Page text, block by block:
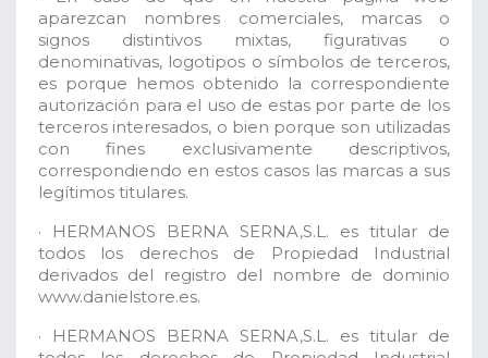
aparezcan nombres comerciales, marcas o
signos distintivos mixtas, figurativas o
denominativas, logotipos o símbolos de terceros,
es porque hemos obtenido la correspondiente
autorización para el uso de estas por parte de los
terceros interesados, o bien porque son utilizadas
con fines exclusivamente descriptivos,
correspondiendo en estos casos las marcas a sus
legítimos titulares.
· HERMANOS BERNA SERNA,S.L. es titular de
todos los derechos de Propiedad Industrial
derivados del registro del nombre de dominio
www.danielstore.es.
· HERMANOS BERNA SERNA,S.L. es titular de